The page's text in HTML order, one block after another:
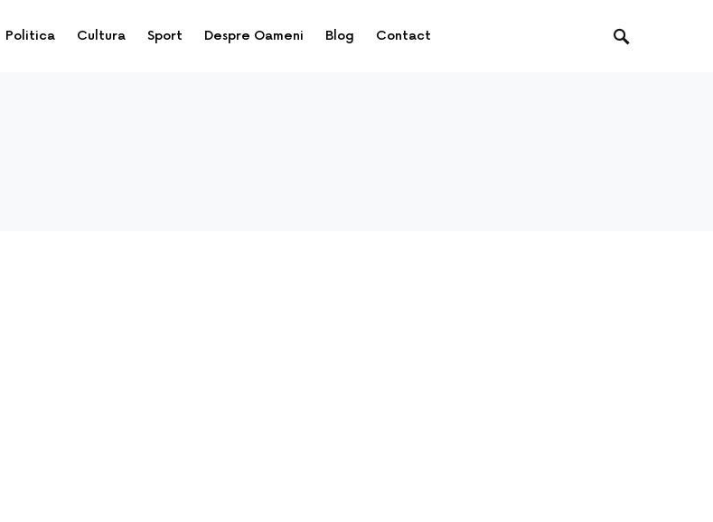
Politica Cultura Sport Despre Oameni Blog Contact